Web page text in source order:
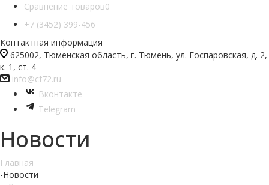
Сравнение товаров0
+7 (3452) 399-456
Контактная информация
625002, Тюменская область, г. Тюмень, ул. Госпаровская, д. 2,
к. 1, ст. 4
info@cf72.ru
Вконтакте
Telegram
Новости
Главная
-Новости